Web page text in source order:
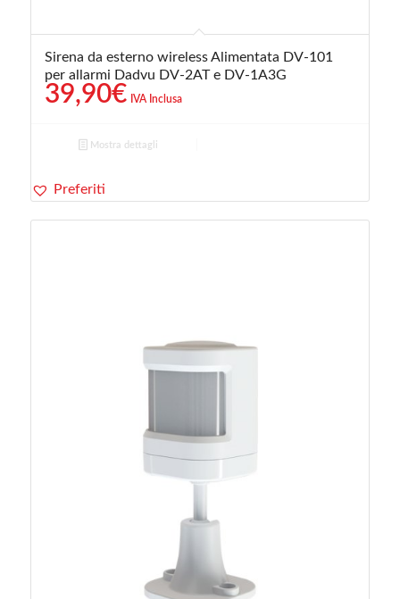
Sirena da esterno wireless Alimentata DV-101
per allarmi Dadvu DV-2AT e DV-1A3G
39,90€ IVA Inclusa
Mostra dettagli
Preferiti